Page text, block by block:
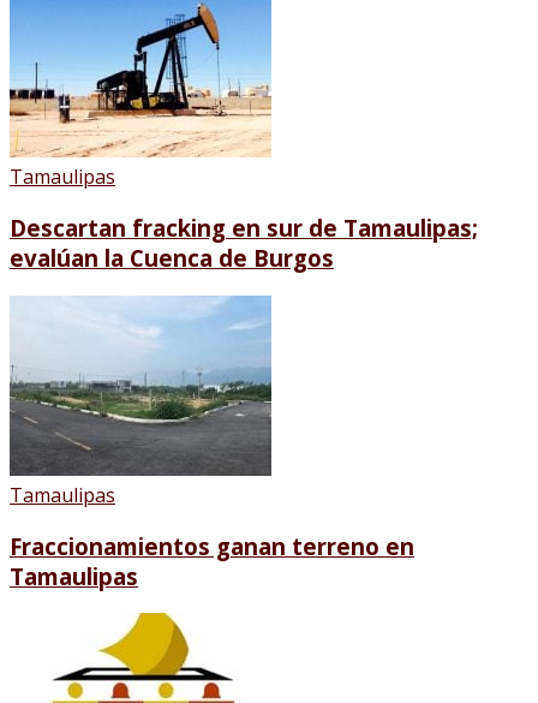
Tamaulipas
Descartan fracking en sur de Tamaulipas;
evalúan la Cuenca de Burgos
Tamaulipas
Fraccionamientos ganan terreno en
Tamaulipas